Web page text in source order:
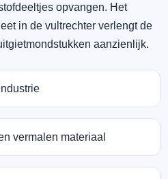
opvangen. Het
in de vultrechter verlengt de
aanzienlijk.
vermalen materiaal